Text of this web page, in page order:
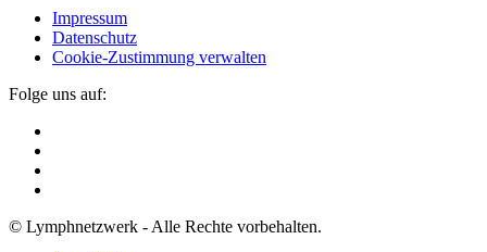
Impressum
Datenschutz
Cookie-Zustimmung verwalten
Folge uns auf:
© Lymphnetzwerk - Alle Rechte vorbehalten.